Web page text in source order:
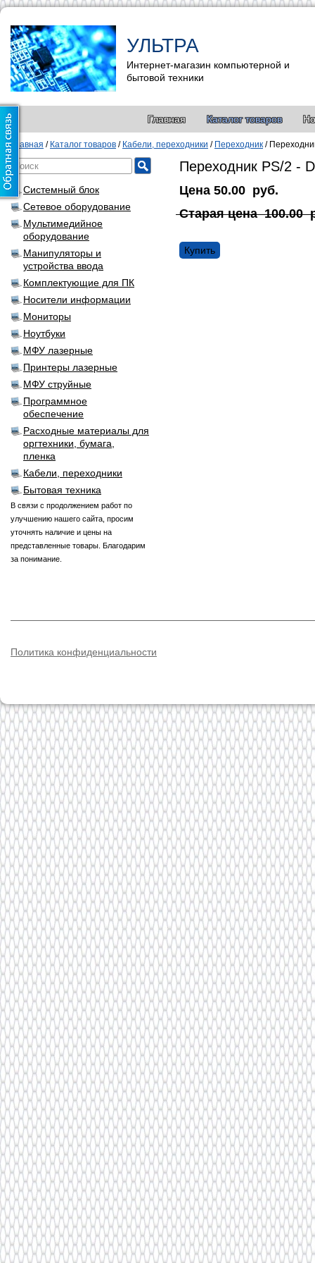
УЛЬТРА
Интернет-магазин компьютерной и
бытовой техники
Главная Каталог товаров
Главная / Каталог товаров / Кабели, переходники / Переходник /
Системный блок
Сетевое оборудование
Мультимедийное
оборудование
Манипуляторы и
устройства ввода
Комплектующие для ПК
Носители информации
Мониторы
Ноутбуки
МФУ лазерные
Принтеры лазерные
МФУ струйные
Программное
обеспечение
Расходные материалы для
оргтехники, бумага,
пленка
Кабели, переходники
Бытовая техника
В связи с продолжением работ по
улучшению нашего сайта, просим
уточнять наличие и цены на
представленные товары. Благодарим
за понимание.
Переходник PS/2 -
Цена 50.00 руб.
Старая цена 100.00
Купить
Политика конфиденциальности